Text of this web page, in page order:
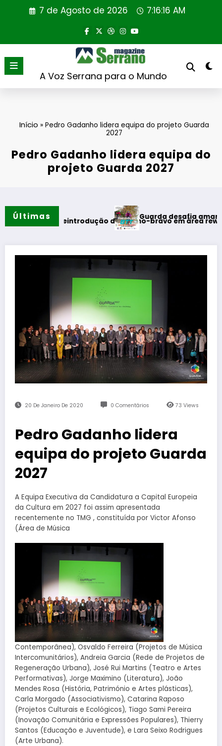
7 de Agosto de 2026 7:16:16 AM
A Voz Serrana para o Mundo
Início »Pedro Gadanho lidera equipa do projeto Guarda
2027
Pedro Gadanho lidera equipa do
projeto Guarda 2027
Últimas
reintrodução de coelho-bravo em área rewilding
Guarda desafia amantes do BTT
20 De Janeiro De 2020 0 Comentários 73Views
Pedro Gadanho lidera
equipa do projeto Guarda
2027
A Equipa Executiva da Candidatura a Capital Europeia
da Cultura em 2027 foi assim apresentada
recentemente no TMG , constituída por Victor Afonso
(Área de Música
Contemporânea), Osvaldo Ferreira (Projetos de Música
Intercomunitários), Andreia Garcia (Rede de Projetos de
Regeneração Urbana), José Rui Martins (Teatro e Artes
Performativas), Jorge Maximino (Literatura), João
Mendes Rosa (História, Património e Artes plásticas),
Carla Morgado (Associativismo), Catarina Raposo
(Projetos Culturais e Ecológicos), Tiago Sami Pereira
(Inovação Comunitária e Expressões Populares), Thierry
Santos (Educação e Juventude), e Lara Seixo Rodrigues
(Arte Urbana).